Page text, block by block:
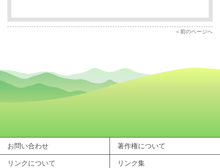
前のページへ
お問い合わせ 著作権について
リンクについて リンク集